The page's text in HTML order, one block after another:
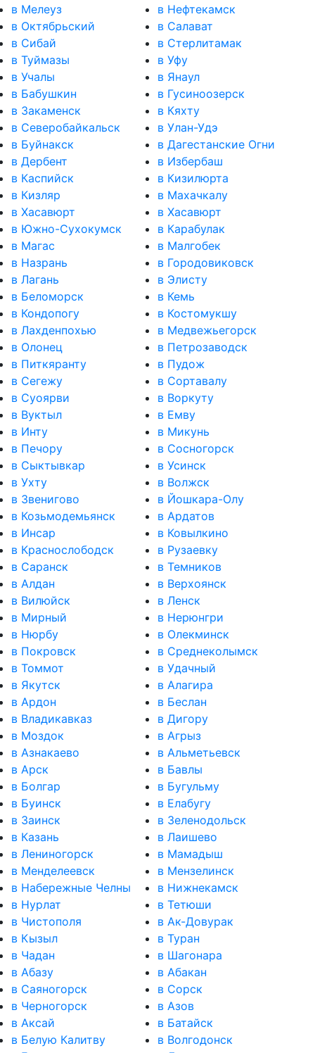
в Мелеуз
в Нефтекамск
в Октябрьский
в Салават
в Сибай
в Стерлитамак
в Туймазы
в Уфу
в Учалы
в Янаул
в Бабушкин
в Гусиноозерск
в Закаменск
в Кяхту
в Северобайкальск
в Улан-Удэ
в Буйнакск
в Дагестанские Огни
в Дербент
в Избербаш
в Каспийск
в Кизилюрта
в Кизляр
в Махачкалу
в Хасавюрт
в Хасавюрт
в Южно-Сухокумск
в Карабулак
в Магас
в Малгобек
в Назрань
в Городовиковск
в Лагань
в Элисту
в Беломорск
в Кемь
в Кондопогу
в Костомукшу
в Лахденпохью
в Медвежьегорск
в Олонец
в Петрозаводск
в Питкяранту
в Пудож
в Сегежу
в Сортавалу
в Суоярви
в Воркуту
в Вуктыл
в Емву
в Инту
в Микунь
в Печору
в Сосногорск
в Сыктывкар
в Усинск
в Ухту
в Волжск
в Звенигово
в Йошкара-Олу
в Козьмодемьянск
в Ардатов
в Инсар
в Ковылкино
в Краснослободск
в Рузаевку
в Саранск
в Темников
в Алдан
в Верхоянск
в Вилюйск
в Ленск
в Мирный
в Нерюнгри
в Нюрбу
в Олекминск
в Покровск
в Среднеколымск
в Томмот
в Удачный
в Якутск
в Алагира
в Ардон
в Беслан
в Владикавказ
в Дигору
в Моздок
в Агрыз
в Азнакаево
в Альметьевск
в Арск
в Бавлы
в Болгар
в Бугульму
в Буинск
в Елабугу
в Заинск
в Зеленодольск
в Казань
в Лаишево
в Лениногорск
в Мамадыш
в Менделеевск
в Мензелинск
в Набережные Челны
в Нижнекамск
в Нурлат
в Тетюши
в Чистополя
в Ак-Довурак
в Кызыл
в Туран
в Чадан
в Шагонара
в Абазу
в Абакан
в Саяногорск
в Сорск
в Черногорск
в Азов
в Аксай
в Батайск
в Белую Калитву
в Волгодонск